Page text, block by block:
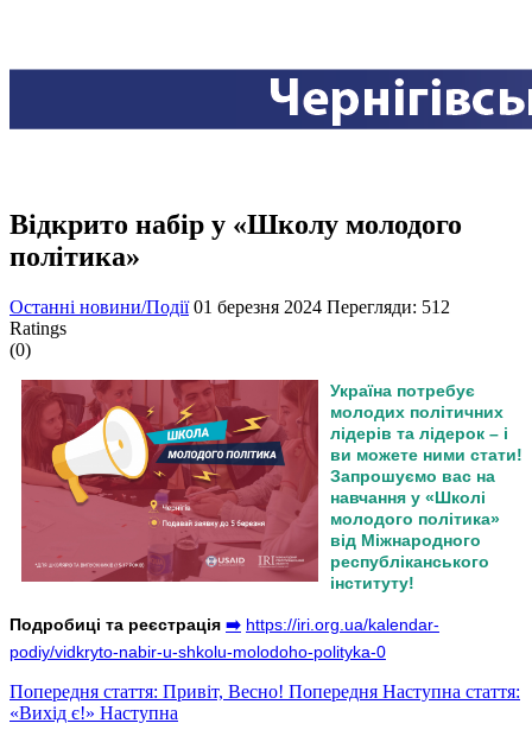
Відкрито набір у «Школу молодого
політика»
Останні новини/Події 01 березня 2024 Перегляди: 512
Ratings
(0)
Україна потребує
молодих політичних
лідерів та лідерок – і
ви можете ними стати!
Запрошуємо вас на
навчання у «Школі
молодого політика»
від Міжнародного
республіканського
інституту!
Подробиці та реєстрація ➡️ https://iri.org.ua/kalendar-
podiy/vidkryto-nabir-u-shkolu-molodoho-polityka-0
Попередня стаття: Привіт, Весно! Попередня Наступна стаття:
«Вихід є!» Наступна